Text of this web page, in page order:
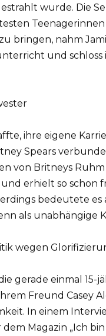
wurde. Die
bringen, nahm
und
ihre eigene
Spears
von Britneys
erhielt so schon
bedeutete es
als unabhängige
wegen
gerade einmal 15-
Freund Casey
In einem
Magazin „Ich